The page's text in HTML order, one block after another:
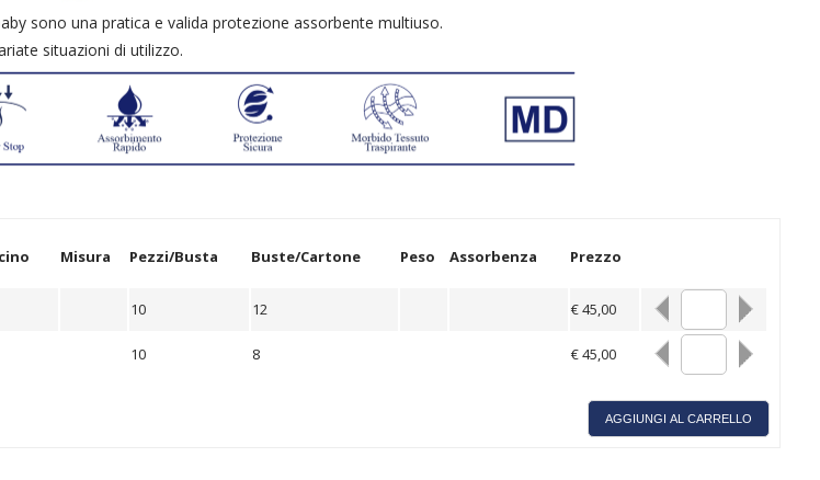
sono una pratica e valida protezione assorbente multiuso.
situazioni di utilizzo.
Misura Pezzi/Busta Buste/Cartone Peso Assorbenza Prezzo
10 12 € 45,00
10 8 € 45,00